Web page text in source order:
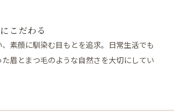
こだわる
、素顔に馴染む目もとを追求。日常生活でも
眉とまつ毛のような自然さを大切にしてい